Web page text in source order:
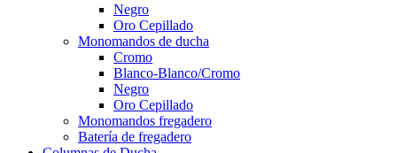
Negro
Oro Cepillado
Monomandos de ducha
Cromo
Blanco-Blanco/Cromo
Negro
Oro Cepillado
Monomandos fregadero
Batería de fregadero